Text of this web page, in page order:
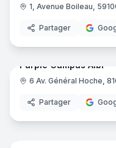
1, Avenue Boileau,
Partager
Purple Campus Albi
6 Av. Général Hoche,
Partager